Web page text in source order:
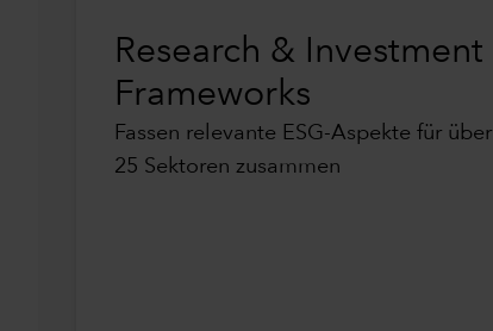
Research & Investment
Frameworks
Fassen relevante ESG-Aspekte für über
25 Sektoren zusammen